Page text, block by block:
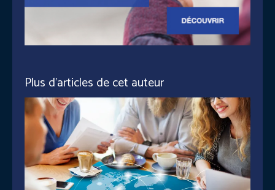
Plus d'articles de cet auteur